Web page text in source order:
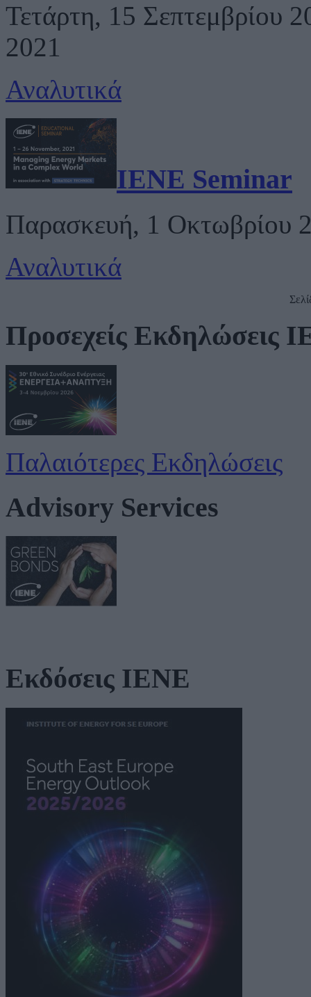
Τετάρτη, 15 Σεπτεμβρίου
2021
Αναλυτικά
IENE Seminar
Παρασκευή, 1 Οκτωβρίου
Αναλυτικά
Προσεχείς Εκδηλώσεις
Παλαιότερες Εκδηλώσεις
Advisory Services
Εκδόσεις ΙΕΝΕ